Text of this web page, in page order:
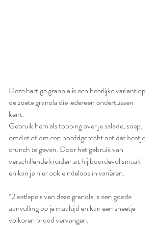
Deze hartige granola is een heerlijke variant op
de zoete granola die iedereen ondertussen
kent.
Gebruik hem als topping over je salade, soep,
omelet of om een hoofdgerecht net dat beetje
crunch te geven. Door het gebruik van
verschillende kruiden zit hij boordevol smaak
en kan je hier ook eindeloos in variëren.
*2 eetlepels van deze granola is een goede
aanvulling op je maaltijd en kan een sneetje
volkoren brood vervangen.